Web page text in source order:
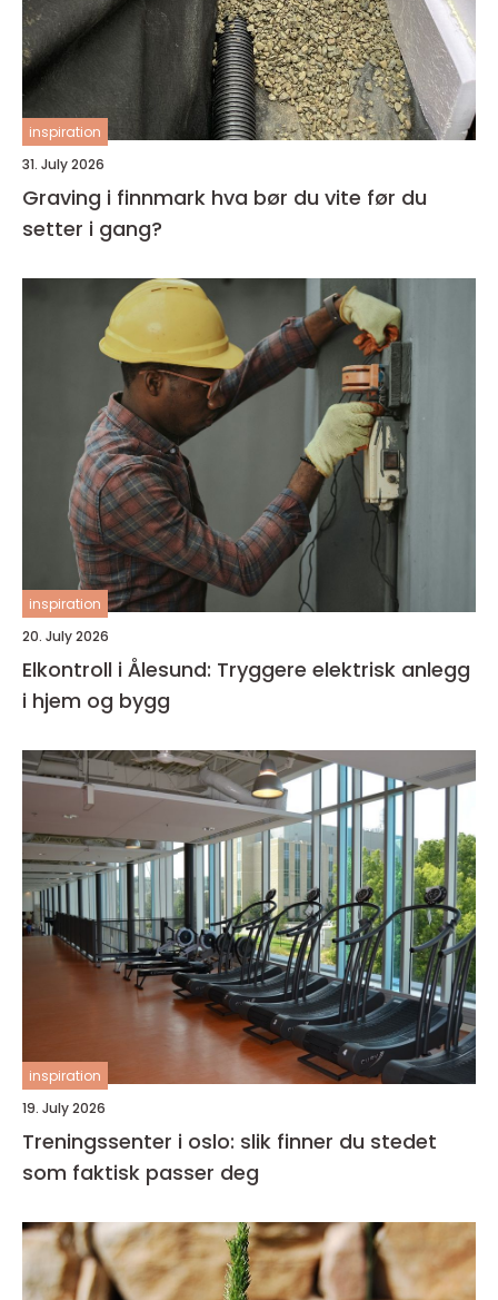
inspiration
31. July 2026
Graving i finnmark hva bør du vite før du
setter i gang?
inspiration
20. July 2026
Elkontroll i Ålesund: Tryggere elektrisk anlegg
i hjem og bygg
inspiration
19. July 2026
Treningssenter i oslo: slik finner du stedet
som faktisk passer deg